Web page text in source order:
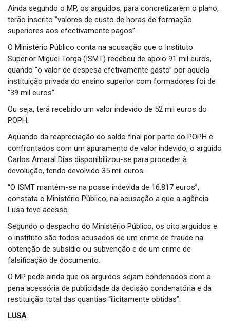
Ainda segundo o MP, os arguidos, para concretizarem o plano,
terão inscrito “valores de custo de horas de formação
superiores aos efectivamente pagos”.
O Ministério Público conta na acusação que o Instituto
Superior Miguel Torga (ISMT) recebeu de apoio 91 mil euros,
quando “o valor de despesa efetivamente gasto” por aquela
instituição privada do ensino superior com formadores foi de
“39 mil euros”.
Ou seja, terá recebido um valor indevido de 52 mil euros do
POPH.
Aquando da reapreciação do saldo final por parte do POPH e
confrontados com um apuramento de valor indevido, o arguido
Carlos Amaral Dias disponibilizou-se para proceder à
devolução, tendo devolvido 35 mil euros.
“O ISMT mantém-se na posse indevida de 16.817 euros”,
constata o Ministério Público, na acusação a que a agência
Lusa teve acesso.
Segundo o despacho do Ministério Público, os oito arguidos e
o instituto são todos acusados de um crime de fraude na
obtenção de subsídio ou subvenção e de um crime de
falsificação de documento.
O MP pede ainda que os arguidos sejam condenados com a
pena acessória de publicidade da decisão condenatória e da
restituição total das quantias “ilicitamente obtidas”.
LUSA